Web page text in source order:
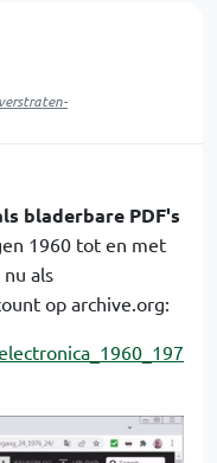
bladerbare PDF's
1960 tot en met
als
op archive.org: